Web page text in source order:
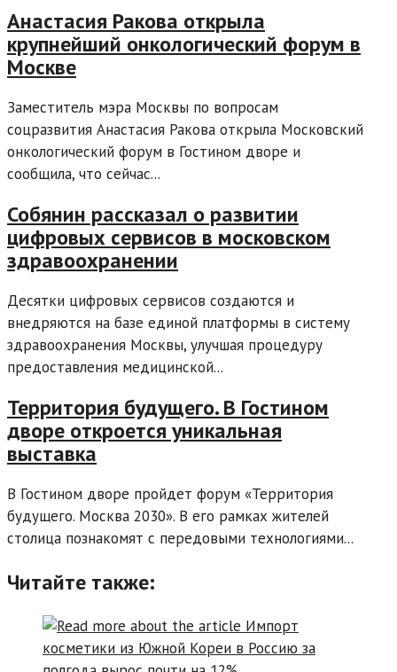
Анастасия Ракова открыла
крупнейший онкологический форум в
Москве
Заместитель мэра Москвы по вопросам
соцразвития Анастасия Ракова открыла Московский
онкологический форум в Гостином дворе и
сообщила, что сейчас...
Собянин рассказал о развитии
цифровых сервисов в московском
здравоохранении
Десятки цифровых сервисов создаются и
внедряются на базе единой платформы в систему
здравоохранения Москвы, улучшая процедуру
предоставления медицинской...
Территория будущего. В Гостином
дворе откроется уникальная
выставка
​В Гостином дворе пройдет форум «Территория
будущего. Москва 2030». В его рамках жителей
столица познакомят с передовыми технологиями...
Читайте также: